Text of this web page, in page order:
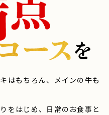
はもちろん、メインの牛も
をはじめ、日常のお食事と